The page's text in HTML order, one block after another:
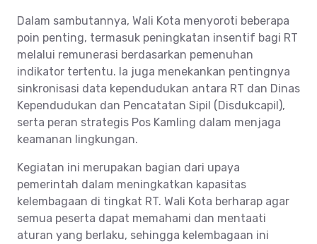
Dalam sambutannya, Wali Kota menyoroti beberapa
poin penting, termasuk peningkatan insentif bagi RT
melalui remunerasi berdasarkan pemenuhan
indikator tertentu. Ia juga menekankan pentingnya
sinkronisasi data kependudukan antara RT dan Dinas
Kependudukan dan Pencatatan Sipil (Disdukcapil),
serta peran strategis Pos Kamling dalam menjaga
keamanan lingkungan.
Kegiatan ini merupakan bagian dari upaya
pemerintah dalam meningkatkan kapasitas
kelembagaan di tingkat RT. Wali Kota berharap agar
semua peserta dapat memahami dan mentaati
aturan yang berlaku, sehingga kelembagaan ini